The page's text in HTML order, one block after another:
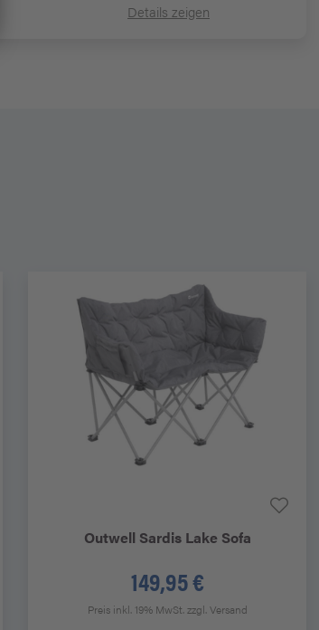
Details zeigen
Outwell Sardis Lake Sofa
149,95 €
Preis inkl. 19% MwSt.zzgl. Versand